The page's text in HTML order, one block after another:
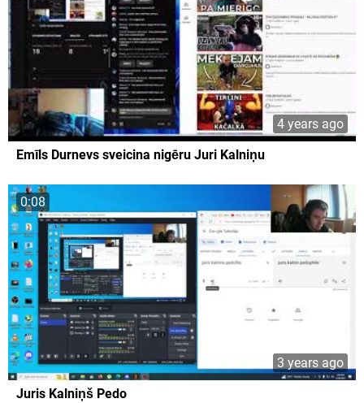
4 years ago
Emīls Durnevs sveicina nigēru Juri Kalniņu
0:08
3 years ago
Juris Kalniņš Pedo